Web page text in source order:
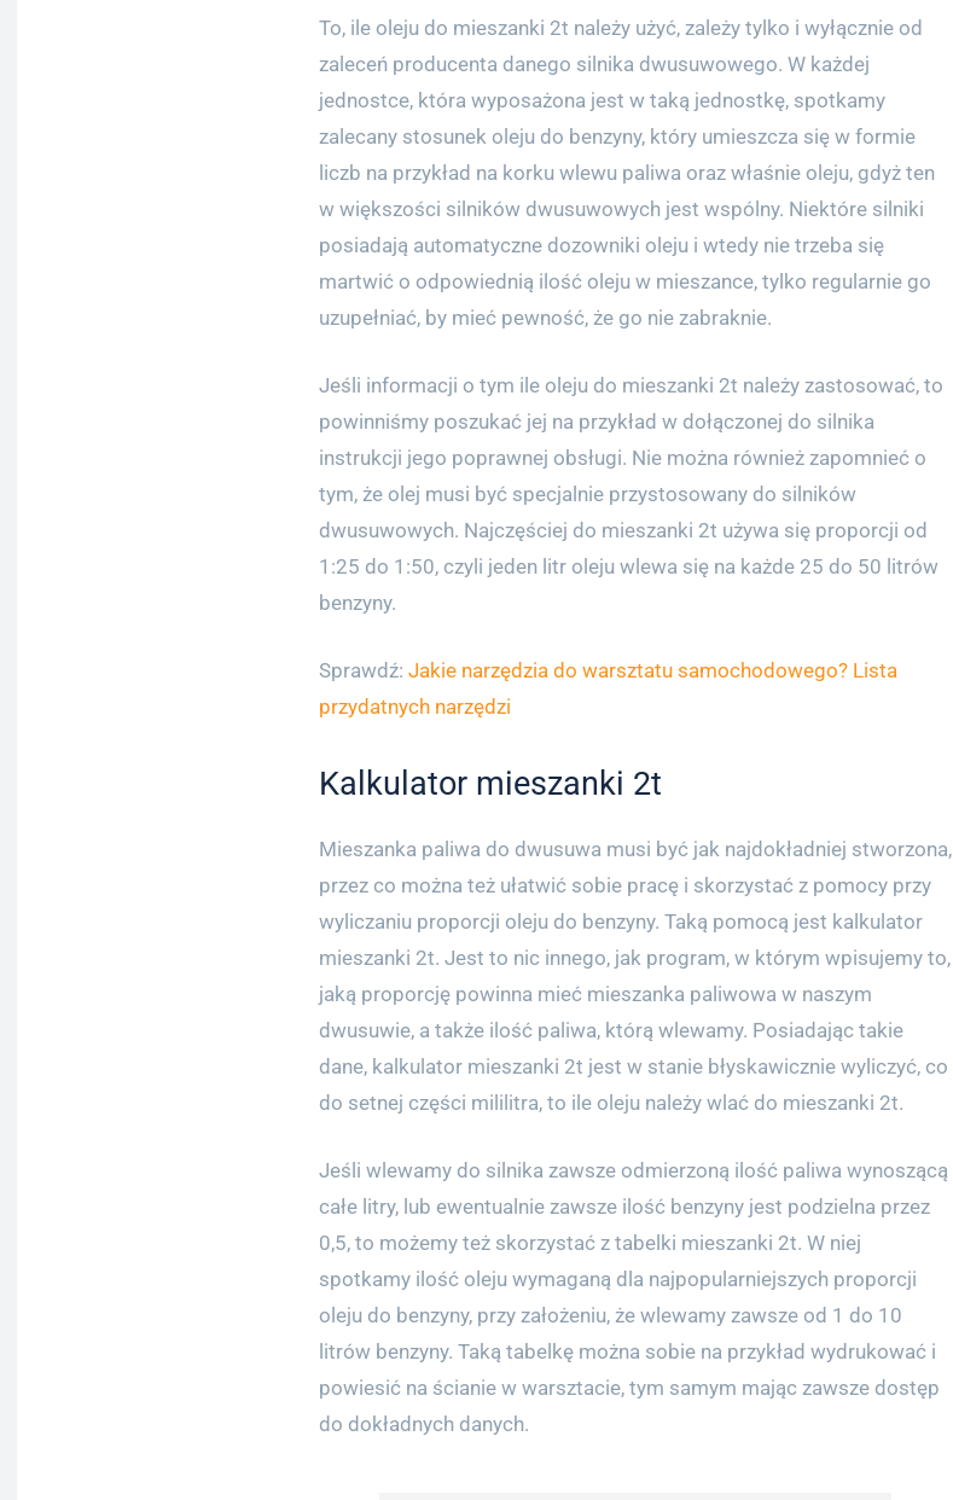
To, ile oleju do mieszanki 2t należy użyć, zależy tylko i wyłącznie od
zaleceń producenta danego silnika dwusuwowego. W każdej
jednostce, która wyposażona jest w taką jednostkę, spotkamy
zalecany stosunek oleju do benzyny, który umieszcza się w formie
liczb na przykład na korku wlewu paliwa oraz właśnie oleju, gdyż ten
w większości silników dwusuwowych jest wspólny. Niektóre silniki
posiadają automatyczne dozowniki oleju i wtedy nie trzeba się
martwić o odpowiednią ilość oleju w mieszance, tylko regularnie go
uzupełniać, by mieć pewność, że go nie zabraknie.
Jeśli informacji o tym ile oleju do mieszanki 2t należy zastosować, to
powinniśmy poszukać jej na przykład w dołączonej do silnika
instrukcji jego poprawnej obsługi. Nie można również zapomnieć o
tym, że olej musi być specjalnie przystosowany do silników
dwusuwowych. Najczęściej do mieszanki 2t używa się proporcji od
1:25 do 1:50, czyli jeden litr oleju wlewa się na każde 25 do 50 litrów
benzyny.
Sprawdź: Jakie narzędzia do warsztatu samochodowego? Lista
przydatnych narzędzi
Kalkulator mieszanki 2t
Mieszanka paliwa do dwusuwa musi być jak najdokładniej stworzona,
przez co można też ułatwić sobie pracę i skorzystać z pomocy przy
wyliczaniu proporcji oleju do benzyny. Taką pomocą jest kalkulator
mieszanki 2t. Jest to nic innego, jak program, w którym wpisujemy to,
jaką proporcję powinna mieć mieszanka paliwowa w naszym
dwusuwie, a także ilość paliwa, którą wlewamy. Posiadając takie
dane, kalkulator mieszanki 2t jest w stanie błyskawicznie wyliczyć, co
do setnej części mililitra, to ile oleju należy wlać do mieszanki 2t.
Jeśli wlewamy do silnika zawsze odmierzoną ilość paliwa wynoszącą
całe litry, lub ewentualnie zawsze ilość benzyny jest podzielna przez
0,5, to możemy też skorzystać z tabelki mieszanki 2t. W niej
spotkamy ilość oleju wymaganą dla najpopularniejszych proporcji
oleju do benzyny, przy założeniu, że wlewamy zawsze od 1 do 10
litrów benzyny. Taką tabelkę można sobie na przykład wydrukować i
powiesić na ścianie w warsztacie, tym samym mając zawsze dostęp
do dokładnych danych.